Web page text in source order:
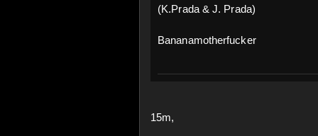
(K.Prada & J. Prada)
Bananamotherfucker
15m,